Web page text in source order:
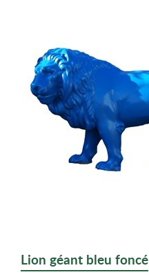
Lion géant bleu foncé